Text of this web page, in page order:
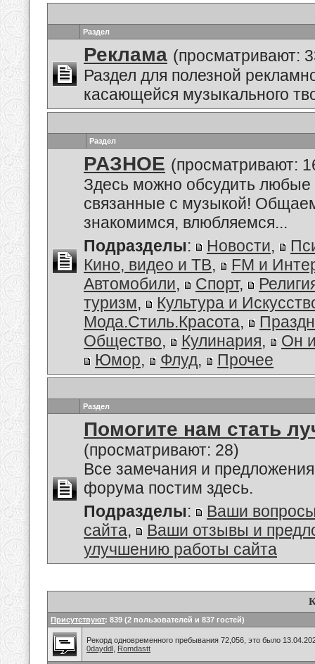
Раздел
Реклама (просматривают:
Раздел для полезной
касающейся музыкального
Раздел
РАЗНОЕ (просматривают:
Здесь можно обсудить
связанные с музыкой!
знакомимся, влюбляемся...
Подразделы: Новости,
Кино, видео и ТВ,
FM и
Автомобили, Спорт,
туризм,
Культура и
Мода.Стиль.Красота,
Общество, Кулинария,
Он
Юмор, Флуд, Прочее
Раздел
Помогите нам стать
(просматривают: 28)
Все замечания и
форума постим здесь.
Подразделы:
Ваши
сайта,
Ваши отзывы и
улучшению работы сайта
Присутствуют: 839 (2 пользователей и 837 гостей)
Рекорд одновременного пребывания 72,056, это было
0dayddl Romdastt